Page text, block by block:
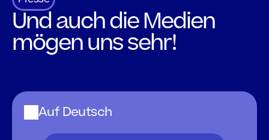
Und auch die Medien
mögen uns sehr!
Auf Deutsch